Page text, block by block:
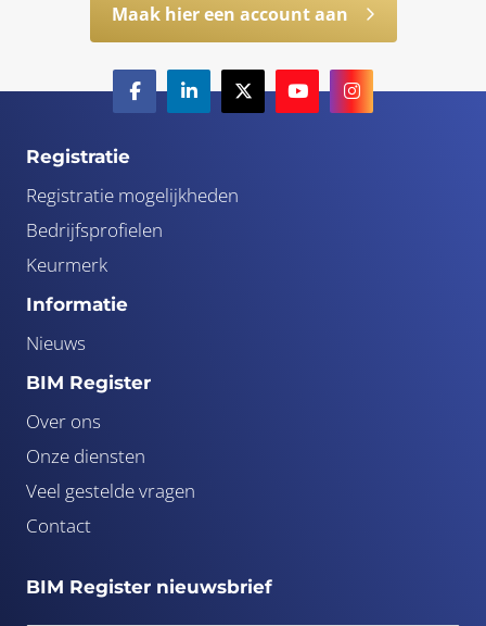
Maak hier een account aan
Registratie
Registratie mogelijkheden
Bedrijfsprofielen
Keurmerk
Informatie
Nieuws
BIM Register
Over ons
Onze diensten
Veel gestelde vragen
Contact
BIM Register nieuwsbrief